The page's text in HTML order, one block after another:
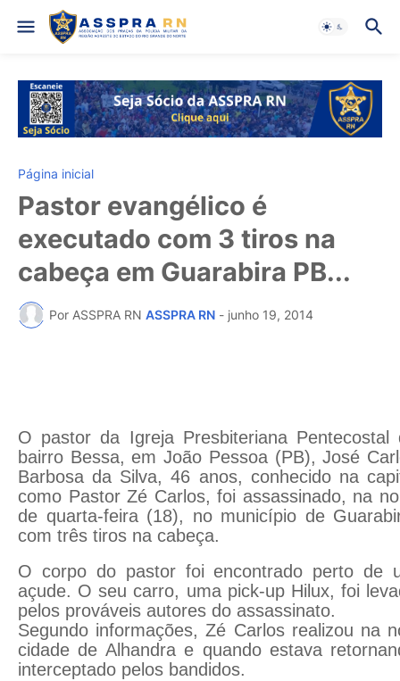
Página inicial
Pastor evangélico é
executado com 3 tiros na
cabeça em Guarabira PB...
Por ASSPRA RN ASSPRA RN - junho 19, 2014
O pastor da Igreja Presbiteriana Pentecostal
bairro Bessa, em João Pessoa (PB), José
Barbosa da Silva, 46 anos, conhecido na
como Pastor Zé Carlos, foi assassinado, na
de quarta-feira (18), no município de
com três tiros na cabeça.
O corpo do pastor foi encontrado perto de
açude. O seu carro, uma pick-up Hilux, foi
pelos prováveis autores do assassinato.
Segundo informações, Zé Carlos realizou na
cidade de Alhandra e quando estava
interceptado pelos bandidos.